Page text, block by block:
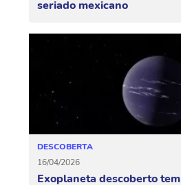
seriado mexicano
DESCOBERTA
16/04/2026
Exoplaneta descoberto tem